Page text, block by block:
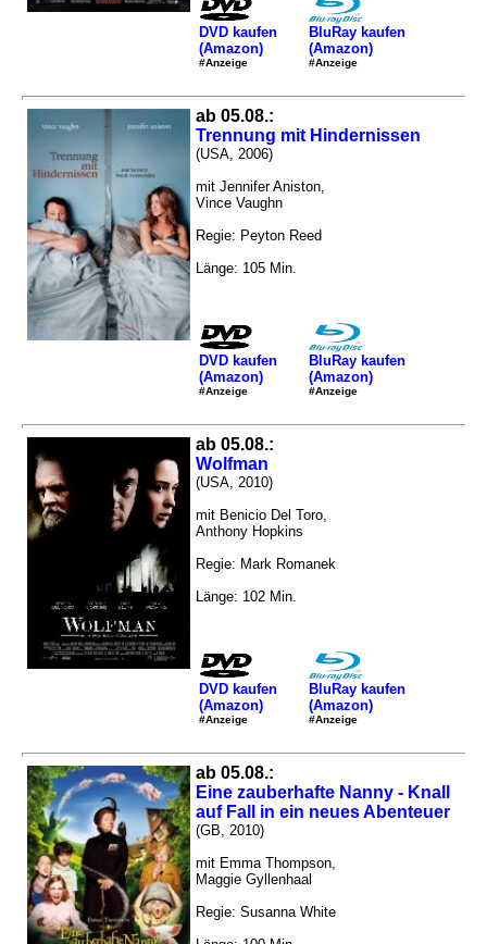
DVD kaufen
(Amazon)
#Anzeige
BluRay kaufen
(Amazon)
#Anzeige
ab 05.08.:
Trennung mit Hindernissen
(USA, 2006)
mit Jennifer Aniston,
Vince Vaughn
Regie: Peyton Reed
Länge: 105 Min.
DVD kaufen
(Amazon)
#Anzeige
BluRay kaufen
(Amazon)
#Anzeige
ab 05.08.:
Wolfman
(USA, 2010)
mit Benicio Del Toro,
Anthony Hopkins
Regie: Mark Romanek
Länge: 102 Min.
DVD kaufen
(Amazon)
#Anzeige
BluRay kaufen
(Amazon)
#Anzeige
ab 05.08.:
Eine zauberhafte Nanny - Knall
auf Fall in ein neues Abenteuer
(GB, 2010)
mit Emma Thompson,
Maggie Gyllenhaal
Regie: Susanna White